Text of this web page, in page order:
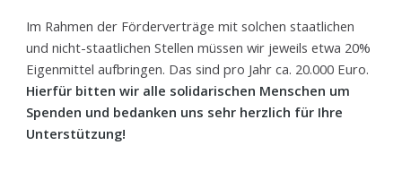
Im Rahmen der Förderverträge mit solchen staatlichen
und nicht-staatlichen Stellen müssen wir jeweils etwa 20%
Eigenmittel aufbringen. Das sind pro Jahr ca. 20.000 Euro.
Hierfür bitten wir alle solidarischen Menschen um
Spenden und bedanken uns sehr herzlich für Ihre
Unterstützung!